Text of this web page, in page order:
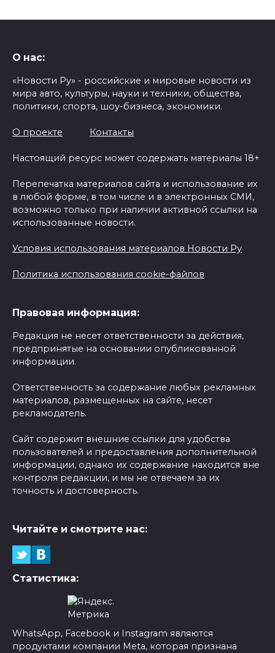
О нас:
«Новости Ру» - российские и мировые новости из
мира авто, культуры, науки и техники, общества,
политики, спорта, шоу-бизнеса, экономики.
О проекте Контакты
Настоящий ресурс может содержать материалы 18+
Перепечатка материалов сайта и использование их
в любой форме, в том числе и в электронных СМИ,
возможно только при наличии активной ссылки на
использованные новости.
Условия использования материалов Новости Ру
Политика использования cookie-файлов
Правовая информация:
Редакция не несет ответственности за действия,
предпринятые на основании опубликованной
информации.
Ответственность за содержание любых рекламных
материалов, размещенных на сайте, несет
рекламодатель.
Сайт содержит внешние ссылки для удобства
пользователей и предоставления дополнительной
информации, однако их содержание находится вне
контроля редакции, и мы не отвечаем за их
точность и достоверность.
Читайте и смотрите нас:
Статистика:
WhatsApp, Facebook и Instagram являются
продуктами компании Meta, которая признана